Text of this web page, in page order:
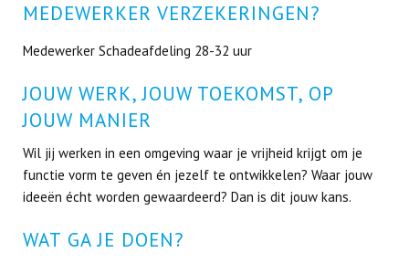
MEDEWERKER VERZEKERINGEN?
Medewerker Schadeafdeling 28-32 uur
JOUW WERK, JOUW TOEKOMST, OP
JOUW MANIER
Wil jij werken in een omgeving waar je vrijheid krijgt om je
functie vorm te geven én jezelf te ontwikkelen? Waar jouw
ideeën écht worden gewaardeerd? Dan is dit jouw kans.
WAT GA JE DOEN?